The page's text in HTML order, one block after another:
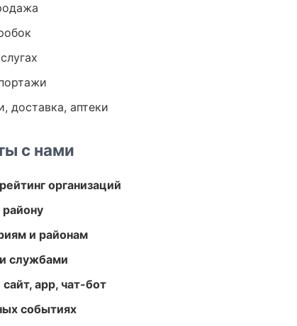
доставка, аптеки
с нами
организаций
району
и районам
службами
app, чат-бот
событиях